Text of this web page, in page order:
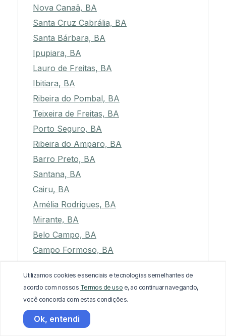
Nova Canaã, BA
Santa Cruz Cabrália, BA
Santa Bárbara, BA
Ipupiara, BA
Lauro de Freitas, BA
Ibitiara, BA
Ribeira do Pombal, BA
Teixeira de Freitas, BA
Porto Seguro, BA
Ribeira do Amparo, BA
Barro Preto, BA
Santana, BA
Cairu, BA
Amélia Rodrigues, BA
Mirante, BA
Belo Campo, BA
Campo Formoso, BA
Contendas do Sincorá, BA
Castro Alves, BA
Conde, BA
Taperoá, BA
Utilizamos cookies essenciais e tecnologias semelhantes de
acordo com nossos Termos de uso e, ao continuar navegando,
você concorda com estas condições.
Ok, entendi